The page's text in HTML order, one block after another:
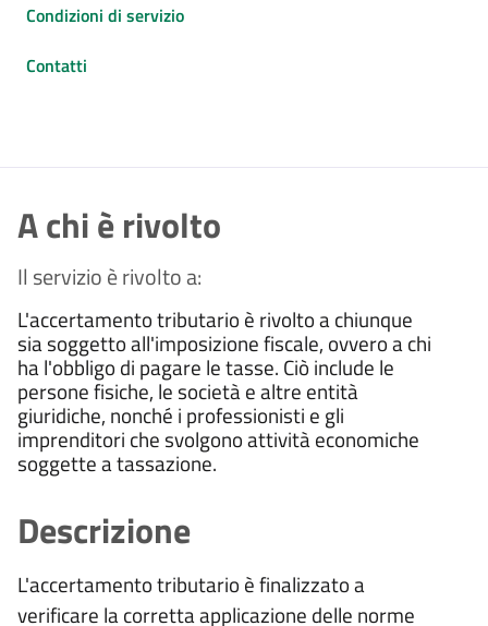
Condizioni di servizio
Contatti
A chi è rivolto
Il servizio è rivolto a:
L'accertamento tributario è rivolto a chiunque
sia soggetto all'imposizione fiscale, ovvero a chi
ha l'obbligo di pagare le tasse. Ciò include le
persone fisiche, le società e altre entità
giuridiche, nonché i professionisti e gli
imprenditori che svolgono attività economiche
soggette a tassazione.
Descrizione
L'accertamento tributario è finalizzato a
verificare la corretta applicazione delle norme